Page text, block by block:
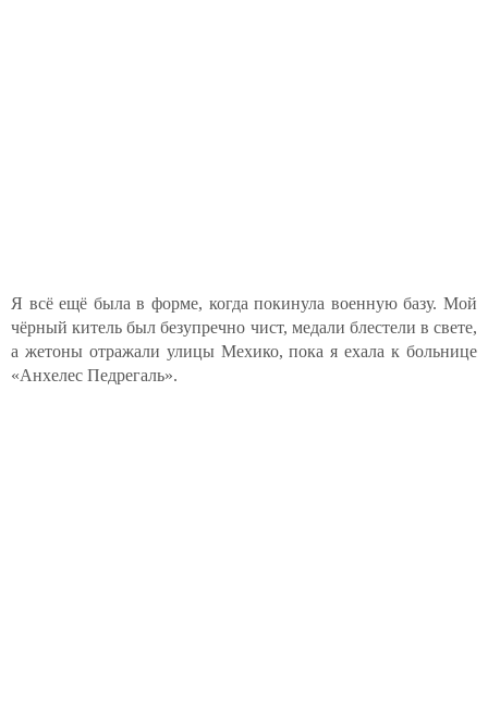
Я всё ещё была в форме, когда покинула военную базу. Мой
чёрный китель был безупречно чист, медали блестели в свете,
а жетоны отражали улицы Мехико, пока я ехала к больнице
«Анхелес Педрегаль».